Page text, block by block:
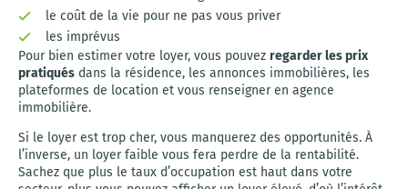
le coût de la vie pour ne pas vous priver
les imprévus
Pour bien estimer votre loyer, vous pouvez regarder les prix
pratiqués dans la résidence, les annonces immobilières, les
plateformes de location et vous renseigner en agence
immobilière.
Si le loyer est trop cher, vous manquerez des opportunités. À
l’inverse, un loyer faible vous fera perdre de la rentabilité.
Sachez que plus le taux d’occupation est haut dans votre